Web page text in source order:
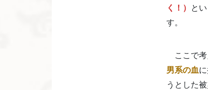
く！）
と
す。
ここで考
男系の血
うとした